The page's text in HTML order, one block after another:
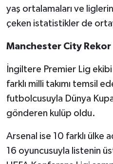
yaş ortalamaları ve
çeken istatistikler de
Manchester City Rekor
İngiltere Premier Lig
farklı milli takımı temsil
futbolcusuyla Dünya
gönderen kulüp oldu.
Arsenal ise 10 farklı ülke
16 oyuncusuyla listenin